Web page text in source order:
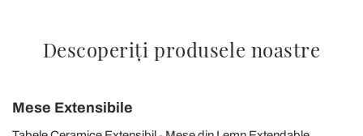
Descoperiți produsele noastre
Mese Extensibile